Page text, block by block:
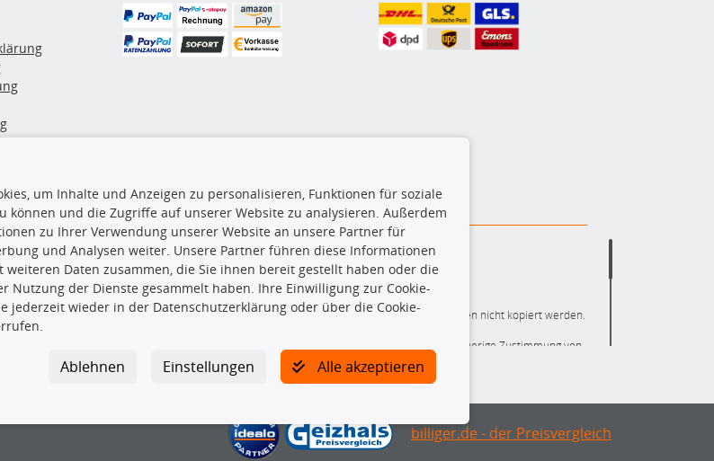
TecDoc Inside
Die hier angezeigten Daten insbesondere die gesamte Datenbank dürfen nicht kopiert werden.
Es ist zu unterlassen, die Daten oder die gesamte Datenbank ohne vorherige Zustimmung von
TecDoc zu vervielfältigen, zu verbreiten und/oder diese Handlungen durch Dritte ausführen zu
lassen. Ein Zuwiderhandeln stellt eine Urheberrechtsverletzung dar und wird verfolgt.
Bitte prüfen Sie, ob das über unseren Onlineshop identifizierte Ersatzteil auch tatsächlich dem
gesuchten Ersatzteil entspricht.
Gegebenenfalls sind ergänzende Informationen notwendig, um sicherzustellen, dass das
um Inhalte und Anzeigen zu personalisieren, Funktionen für soziale
können und die Zugriffe auf unserer Website zu analysieren. Außerdem
zu Ihrer Verwendung unserer Website an unsere Partner für
und Analysen weiter. Unsere Partner führen diese Informationen
weiteren Daten zusammen, die Sie ihnen bereit gestellt haben oder die
Nutzung der Dienste gesammelt haben. Ihre Einwilligung zur Cookie-
jederzeit wieder in der Datenschutzerklärung oder über die Cookie-
Alle akzeptieren
Einstellungen
Ablehnen